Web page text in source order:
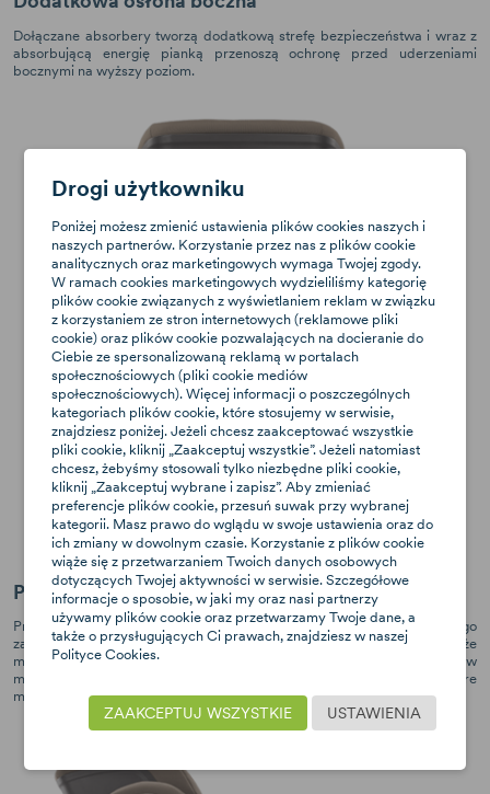
Dołączane absorbery tworzą dodatkową strefę bezpieczeństwa i wraz z
absorbującą energię pianką przenoszą ochronę przed uderzeniami
bocznymi na wyższy poziom.
Pewność prawidłowego montażu i dopasowania
Prowadnice prawidłowego przebiegu pasa piersiowego i biodrowego
zapewniają właściwą pozycję i dopasowanie blisko ciała dziecka, a także
minimalizują błędy użytkownika. Zielone wskaźniki minimalizują błędy w
montażu. Specjalnie zaprojektowana regulacja odchylenia oparcia, które
można w pełni dostosować do dziecka i kanapy w aucie.
Drogi użytkowniku
Poniżej możesz zmienić ustawienia plików cookies naszych i
naszych partnerów. Korzystanie przez nas z plików cookie
analitycznych oraz marketingowych wymaga Twojej zgody.
W ramach cookies marketingowych wydzieliliśmy kategorię
plików cookie związanych z wyświetlaniem reklam w związku
z korzystaniem ze stron internetowych (reklamowe pliki
cookie) oraz plików cookie pozwalających na docieranie do
Ciebie ze spersonalizowaną reklamą w portalach
społecznościowych (pliki cookie mediów
społecznościowych). Więcej informacji o poszczególnych
kategoriach plików cookie, które stosujemy w serwisie,
znajdziesz poniżej. Jeżeli chcesz zaakceptować wszystkie
pliki cookie, kliknij „Zaakceptuj wszystkie”. Jeżeli natomiast
chcesz, żebyśmy stosowali tylko niezbędne pliki cookie,
kliknij „Zaakceptuj wybrane i zapisz”. Aby zmieniać
preferencje plików cookie, przesuń suwak przy wybranej
kategorii. Masz prawo do wglądu w swoje ustawienia oraz do
ich zmiany w dowolnym czasie. Korzystanie z plików cookie
wiąże się z przetwarzaniem Twoich danych osobowych
dotyczących Twojej aktywności w serwisie. Szczegółowe
informacje o sposobie, w jaki my oraz nasi partnerzy
używamy plików cookie oraz przetwarzamy Twoje dane, a
także o przysługujących Ci prawach, znajdziesz w naszej
Polityce Cookies.
USTAWIENIA
ZAAKCEPTUJ WSZYSTKIE